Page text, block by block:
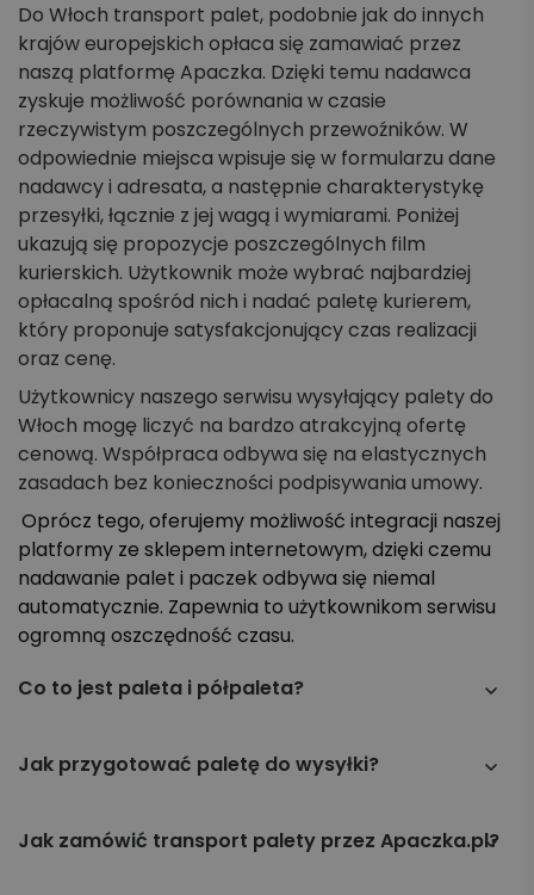
Do Włoch transport palet, podobnie jak do innych
krajów europejskich opłaca się zamawiać przez
naszą platformę Apaczka. Dzięki temu nadawca
zyskuje możliwość porównania w czasie
rzeczywistym poszczególnych przewoźników. W
odpowiednie miejsca wpisuje się w formularzu dane
nadawcy i adresata, a następnie charakterystykę
przesyłki, łącznie z jej wagą i wymiarami. Poniżej
ukazują się propozycje poszczególnych film
kurierskich. Użytkownik może wybrać najbardziej
opłacalną spośród nich i nadać paletę kurierem,
który proponuje satysfakcjonujący czas realizacji
oraz cenę.
Użytkownicy naszego serwisu wysyłający palety do
Włoch mogę liczyć na bardzo atrakcyjną ofertę
cenową. Współpraca odbywa się na elastycznych
zasadach bez konieczności podpisywania umowy.
Oprócz tego, oferujemy możliwość integracji naszej
platformy ze sklepem internetowym, dzięki czemu
nadawanie palet i paczek odbywa się niemal
automatycznie. Zapewnia to użytkownikom serwisu
ogromną oszczędność czasu.
Co to jest paleta i półpaleta?
standardowych wymiarach i nośności, umożliwiająca
palety.
Jak przygotować paletę do wysyłki?
stretch, a towary stabilnie ułożone, aby zapobiec
Jak zamówić transport palety przez Apaczka.pl?